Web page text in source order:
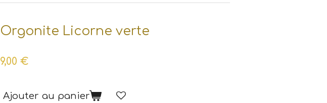
Orgonite Licorne verte
9,00 €
Ajouter au panier